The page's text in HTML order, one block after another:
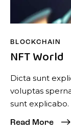
BLOCKCHAIN
NFT World
Dicta sunt
voluptas
sunt explicabo.
Read More